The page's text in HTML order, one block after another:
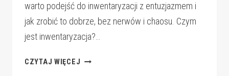
warto podejść do inwentaryzacji z entuzjazmem i
jak zrobić to dobrze, bez nerwów i chaosu. Czym
jest inwentaryzacja?…
CZYTAJ WIĘCEJ INWENTARYZACJA